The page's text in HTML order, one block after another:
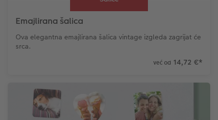
Emajlirana šalica
Ova elegantna emajlirana šalica vintage izgleda zagrijat će
srca.
već od 14,72 €*